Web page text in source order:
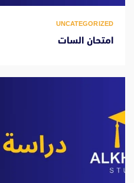
UNCATEGORIZED
امتحان السات